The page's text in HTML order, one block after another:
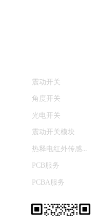
震动开关
角度开关
光电开关
震动开关模块
热释电红外传感器
PCB服务
PCBA服务